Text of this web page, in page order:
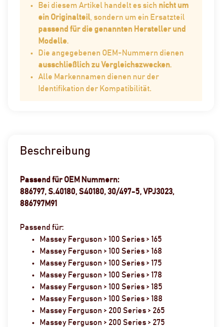
Bei diesem Artikel handelt es sich nicht um
ein Originalteil , sondern um ein Ersatzteil
passend für die genannten Hersteller und
Modelle.
Die angegebenen OEM-Nummern dienen
ausschließlich zu Vergleichszwecken.
Alle Markennamen dienen nur der
Identifikation der Kompatibilität.
Beschreibung
Passend für OEM Nummern:
886797, S.40180, S40180, 30/497-5, VPJ3023,
886797M91
Passend für:
Massey Ferguson > 100 Series > 165
Massey Ferguson > 100 Series > 168
Massey Ferguson > 100 Series > 175
Massey Ferguson > 100 Series > 178
Massey Ferguson > 100 Series > 185
Massey Ferguson > 100 Series > 188
Massey Ferguson > 200 Series > 265
Massey Ferguson > 200 Series > 275